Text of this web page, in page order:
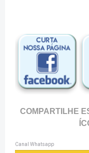
COMPARTILHE
Canal Whatsapp